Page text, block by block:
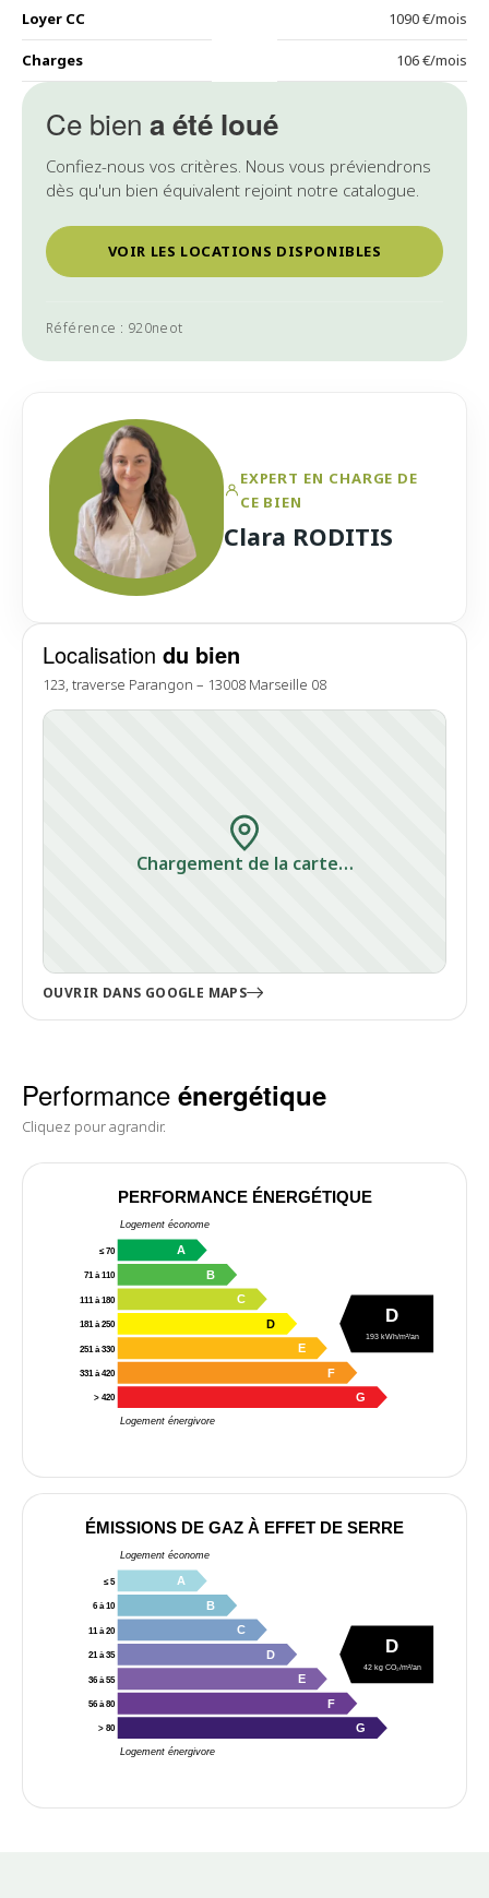
Ce bien a été loué
Confiez-nous vos critères. Nous vous préviendrons
dès qu'un bien équivalent rejoint notre catalogue.
VOIR LES LOCATIONS DISPONIBLES
Référence : 920neot
Localisation du bien
123, traverse Parangon – 13008 Marseille 08
Chargement de la carte…
OUVRIR DANS GOOGLE MAPS
Loyer CC 1090 €/mois
Charges 106 €/mois
EXPERT EN CHARGE DE
CE BIEN
Clara RODITIS
Performance énergétique
Cliquez pour agrandir.
PERFORMANCE ÉNERGÉTIQUE
Logement économe
Logement énergivore
≤ 70 A
71 à 110 B
111 à 180 C
181 à 250 D
251 à 330 E
331 à 420 F
> 420 G
D
193 kWh/m²/an
ÉMISSIONS DE GAZ À EFFET DE SERRE
Logement économe
Logement énergivore
≤ 5 A
6 à 10 B
11 à 20 C
21 à 35 D
36 à 55 E
56 à 80 F
> 80 G
D
42 kg CO₂/m²/an